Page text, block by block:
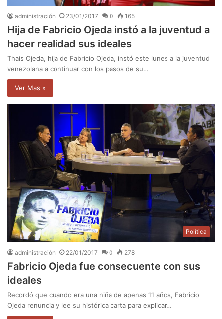
administración 23/01/2017 0 165
Hija de Fabricio Ojeda instó a la juventud a
hacer realidad sus ideales
Thais Ojeda, hija de Fabricio Ojeda, instó este lunes a la juventud
venezolana a continuar con los pasos de su…
Ver Mas »
Política
administración 22/01/2017 0 278
Fabricio Ojeda fue consecuente con sus
ideales
Recordó que cuando era una niña de apenas 11 años, Fabricio
Ojeda renuncia y lee su histórica carta para explicar…